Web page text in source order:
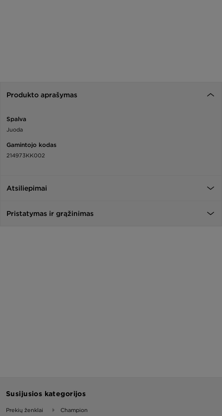
Produkto aprašymas
Spalva
Juoda
Gamintojo kodas
214973KK002
Atsiliepimai
Pristatymas ir grąžinimas
Susijusios kategorijos
Prekių ženklai Champion